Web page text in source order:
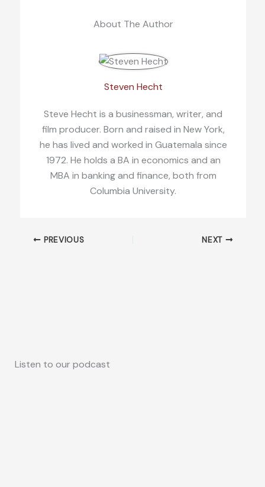
About The Author
Steven Hecht
Steve Hecht is a businessman, writer, and
film producer. Born and raised in New York,
he has lived and worked in Guatemala since
1972. He holds a BA in economics and an
MBA in banking and finance, both from
Columbia University.
PREVIOUS NEXT
Listen to our podcast